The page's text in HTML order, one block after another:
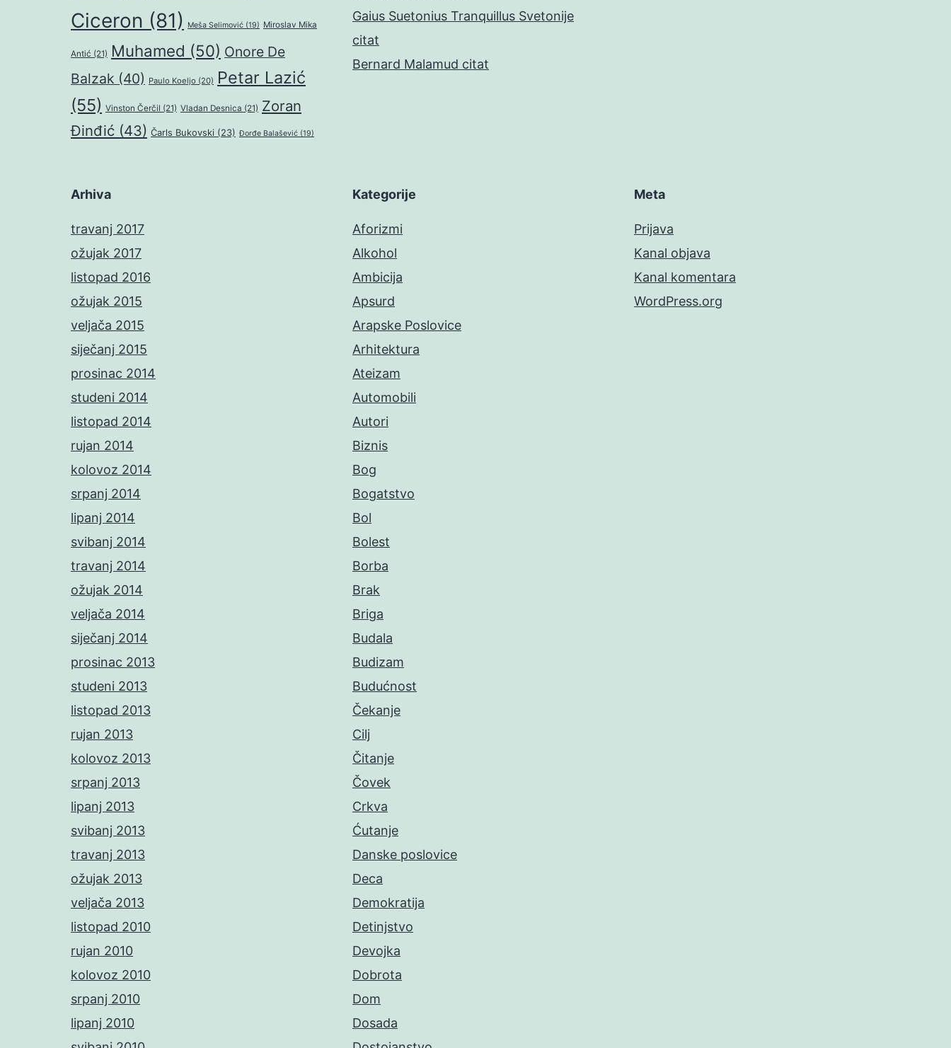
Ciceron (81) Meša Selimović (19) Miroslav Mika
Antić (21) Muhamed (50) Onore De
Balzak (40) Paulo Koeljo (20) Petar Lazić
(55) Vinston Čerčil (21) Vladan Desnica (21) Zoran
Đinđić (43) Čarls Bukovski (23) Đorđe Balašević (19)
Gaius Suetonius Tranquillus Svetonije
citat
Bernard Malamud citat
Arhiva
travanj 2017
ožujak 2017
listopad 2016
ožujak 2015
veljača 2015
siječanj 2015
prosinac 2014
studeni 2014
listopad 2014
rujan 2014
kolovoz 2014
srpanj 2014
lipanj 2014
svibanj 2014
travanj 2014
ožujak 2014
veljača 2014
siječanj 2014
prosinac 2013
studeni 2013
listopad 2013
rujan 2013
kolovoz 2013
srpanj 2013
lipanj 2013
svibanj 2013
travanj 2013
ožujak 2013
veljača 2013
listopad 2010
rujan 2010
kolovoz 2010
srpanj 2010
lipanj 2010
Kategorije
Aforizmi
Alkohol
Ambicija
Apsurd
Arapske Poslovice
Arhitektura
Ateizam
Automobili
Autori
Biznis
Bog
Bogatstvo
Bol
Bolest
Borba
Brak
Briga
Budala
Budizam
Budućnost
Čekanje
Cilj
Čitanje
Čovek
Crkva
Ćutanje
Danske poslovice
Deca
Demokratija
Detinjstvo
Devojka
Dobrota
Dom
Dosada
Meta
Prijava
Kanal objava
Kanal komentara
WordPress.org